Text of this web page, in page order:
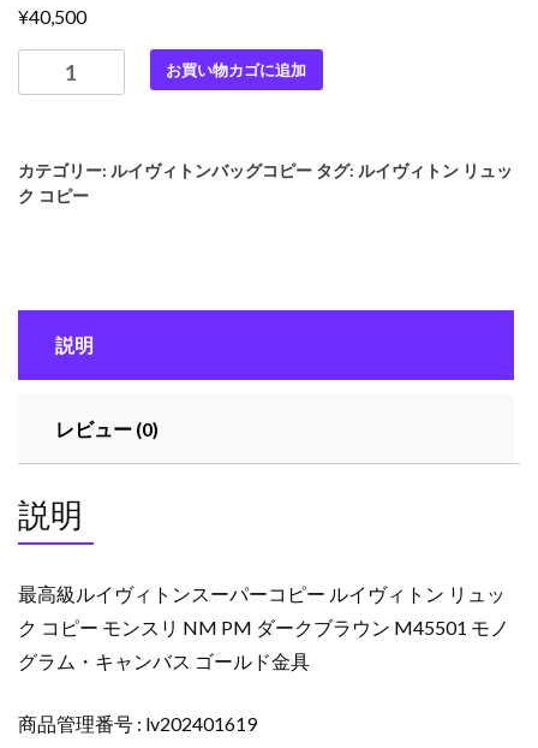
¥40,500
高
イ
ヴ
パ
ピ
ー
ル
イ
ヴ
ィ
ト
ン
ュ
お買い物カゴに追加
カテゴリー: ルイヴィトンバッグコピー タグ: ルイヴィトン リュッ
ク コピー
説明
レビュー (0)
説明
最高級ルイヴィトンスーパーコピー ルイヴィトン リュッ
ク コピー モンスリ NM PM ダークブラウン M45501 モノ
グラム・キャンバス ゴールド金具
商品管理番号 : lv202401619